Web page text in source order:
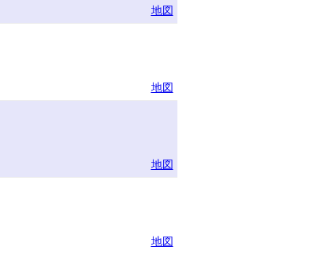
地図
地図
地図
地図